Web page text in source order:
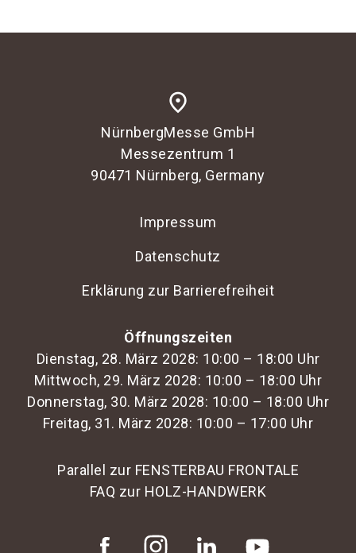
place
NürnbergMesse GmbH
Messezentrum 1
90471 Nürnberg, Germany
Impressum
Datenschutz
Erklärung zur Barrierefreiheit
Öffnungszeiten
Dienstag, 28. März 2028: 10:00 – 18:00 Uhr
Mittwoch, 29. März 2028: 10:00 – 18:00 Uhr
Donnerstag, 30. März 2028: 10:00 – 18:00 Uhr
Freitag, 31. März 2028: 10:00 – 17:00 Uhr
Parallel zur FENSTERBAU FRONTALE
FAQ zur HOLZ-HANDWERK